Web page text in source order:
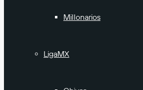
Millonarios
LigaMX